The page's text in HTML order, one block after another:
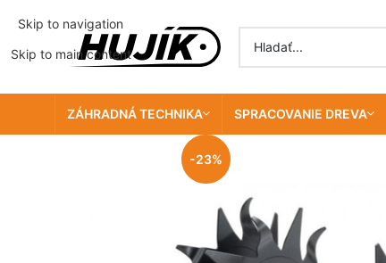
Skip to navigation
Skip to main content
ZÁHRADNÁ TECHNIKA SPRACOVANIE DREVA
-23%